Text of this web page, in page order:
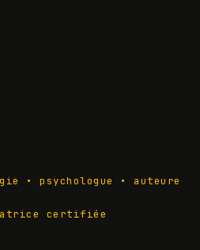
• psychologue • auteure
certifiée